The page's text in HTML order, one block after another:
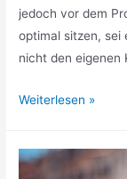
jedoch vor dem
optimal sitzen, sei
nicht den eigenen
Fashion
und
Weiterlesen »